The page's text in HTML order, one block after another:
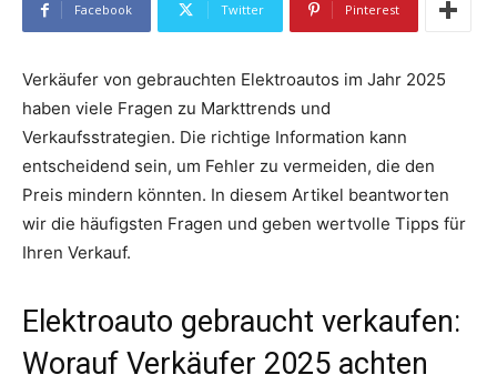
Facebook Twitter Pinterest
Verkäufer von gebrauchten Elektroautos im Jahr 2025
haben viele Fragen zu Markttrends und
Verkaufsstrategien. Die richtige Information kann
entscheidend sein, um Fehler zu vermeiden, die den
Preis mindern könnten. In diesem Artikel beantworten
wir die häufigsten Fragen und geben wertvolle Tipps für
Ihren Verkauf.
Elektroauto gebraucht verkaufen:
Worauf Verkäufer 2025 achten